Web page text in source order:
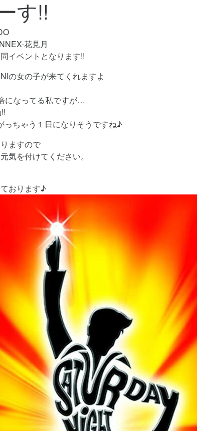
す!!
花見月
イベントとなります!!
の女の子が来てくれますよ
になってる私ですが…
っちゃう１日になりそうですね♪
ますので
気を付けてください。
おります♪